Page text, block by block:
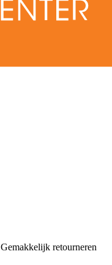
Gemakkelijk retourneren